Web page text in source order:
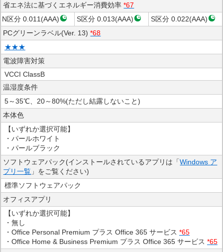
省エネ法に基づくエネルギー消費効率*67
N区分 0.011(AAA)
S区分 0.013(AAA)
S区分 0.022(AAA)
PCグリーンラベル(Ver. 13)*68
★★★
電波障害対策
VCCI ClassB
温湿度条件
5～35℃、20～80%(ただし結露しないこと)
本体色
【いずれか選択可能】
・パールホワイト
・パールブラック
ソフトウェアパック(インストールされているアプリは「Windows ア
プリ一覧 」をご覧ください)
標準ソフトウェアパック
オフィスアプリ
【いずれか選択可能】
・無し
・Office Personal Premium プラス Office 365 サービス *65
・Office Home & Business Premium プラス Office 365 サービス *65